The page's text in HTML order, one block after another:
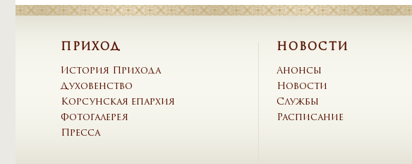
ПРИХОД
История Прихода
Духовенство
Корсунская епархия
Фотогалерея
Пресса
НОВОСТИ
Анонсы
Новости
Службы
Расписание